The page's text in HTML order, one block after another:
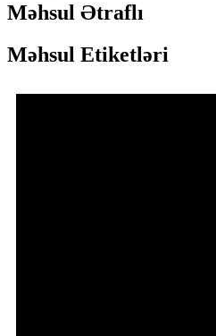
Məhsul Ətraflı
Məhsul Etiketləri